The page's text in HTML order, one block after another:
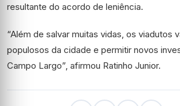
resultante do acordo de leniência.
“Além de salvar muitas vidas, os viadutos
populosos da cidade e permitir novos
Campo Largo”, afirmou Ratinho Junior.